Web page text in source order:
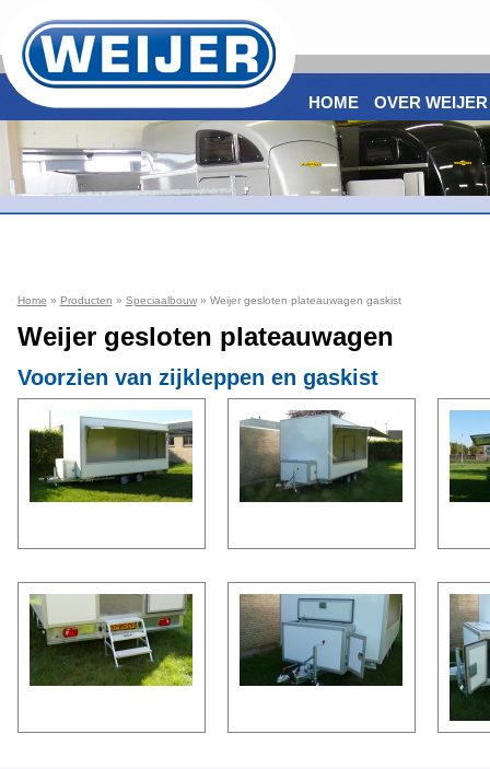
Home » Producten » Speciaalbouw» Weijer gesloten plateauwagen gaskist
Weijer gesloten plateauwagen
Voorzien van zijkleppen en gaskist
HOME OVER WEIJER